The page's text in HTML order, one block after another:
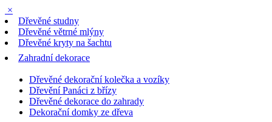
×
Dřevěné studny
Dřevěné větrné mlýny
Dřevěné kryty na šachtu
Zahradní dekorace
Dřevěné dekorační kolečka a vozíky
Dřevění Panáci z břízy
Dřevěné dekorace do zahrady
Dekorační domky ze dřeva